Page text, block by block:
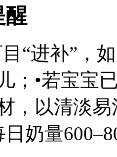
醒
“进补”，
；•若宝宝
，以清淡
奶量